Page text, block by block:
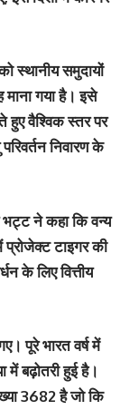
स्थानीय समुदायों
गया है। इसे
हुए वैश्विक स्तर पर
निवारण के
भट्ट ने कहा कि वन्य
टाइगर की
के लिए वित्तीय
पूरे भारत वर्ष में
बढ़ोतरी हुई है।
3682 है जो कि